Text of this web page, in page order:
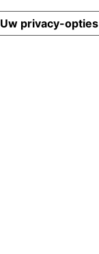
Uw privacy-opties